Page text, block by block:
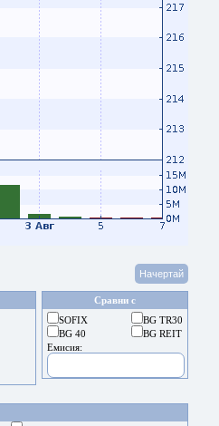
Сравни с
BG TR30
BG REIT
SOFIX
BG 40
Емисия: